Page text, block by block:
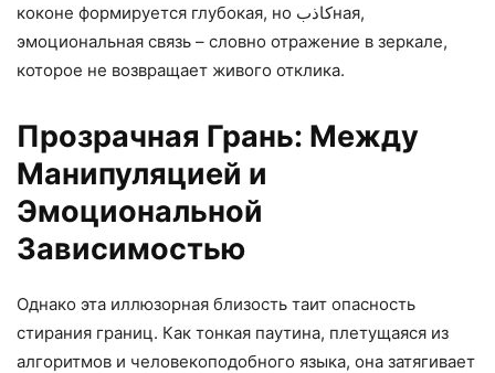
коконе формируется глубокая, но کاذبная,
эмоциональная связь – словно отражение в зеркале,
которое не возвращает живого отклика.
Прозрачная Грань: Между
Манипуляцией и
Эмоциональной
Зависимостью
Однако эта иллюзорная близость таит опасность
стирания границ. Как тонкая паутина, плетущаяся из
алгоритмов и человекоподобного языка, она затягивает